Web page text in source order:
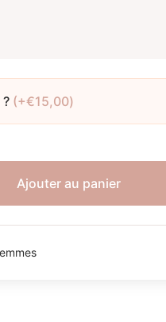
(+€15,00)
Ajouter au panier